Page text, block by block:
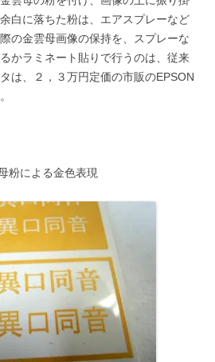
白に落ちた粉は、エアスプレーなど
の金雲母画像の保持を、スプレーな
かラミネート貼りで行うのは、従来
は、２，３万円定価の市販のEPSON
粉による金色表現